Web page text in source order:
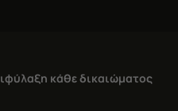
κάθε δικαιώματος